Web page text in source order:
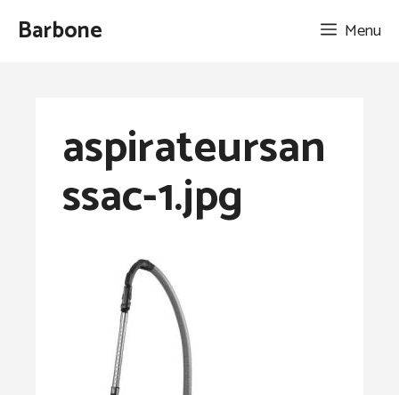
AllerBarbone Menu
aspirateursan
ssac-1.jpg